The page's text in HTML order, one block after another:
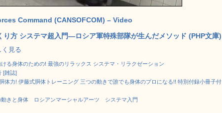
Command (CANSOFCOM) – Video
り方 システマ超入門―ロシア軍特殊部隊が生んだメソッド (PHP文庫)
く見る
る身体のための! 最強のリラックス システマ・リラクゼーション
[雑誌]
体力! 伊藤式胴体トレーニング 三つの動きで誰でも身体のプロになる!! 特別付録小冊子付
動きと身体 ロシアンマーシャルアーツ システマ入門